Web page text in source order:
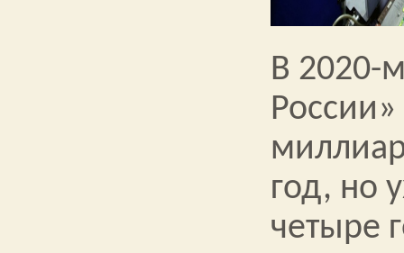
В 2020-
год, но
четыре